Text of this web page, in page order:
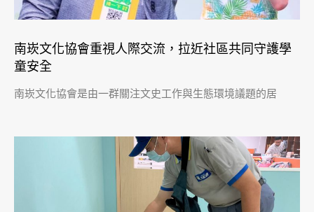
南崁文化協會重視人際交流，拉近社區共同守護學
童安全
南崁文化協會是由一群關注文史工作與生態環境議題的居